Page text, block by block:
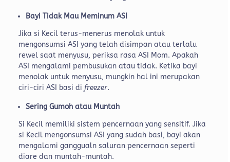
Bayi Tidak Mau Meminum ASI
Jika si Kecil terus-menerus menolak untuk
mengonsumsi ASI yang telah disimpan atau terlalu
rewel saat menyusu, periksa rasa ASI Mom. Apakah
ASI mengalami pembusukan atau tidak. Ketika bayi
menolak untuk menyusu, mungkin hal ini merupakan
ciri-ciri ASI basi di freezer.
Sering Gumoh atau Muntah
Si Kecil memiliki sistem pencernaan yang sensitif. Jika
si Kecil mengonsumsi ASI yang sudah basi, bayi akan
mengalami ganggualn saluran pencernaan seperti
diare dan muntah-muntah.